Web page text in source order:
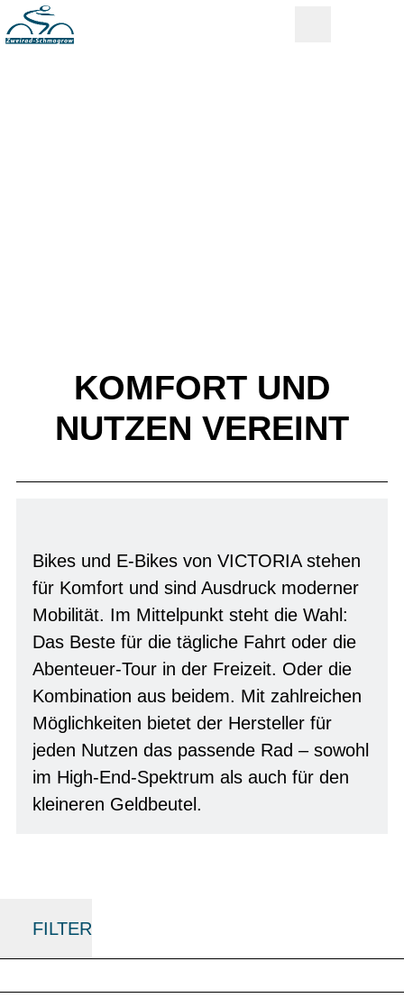
KOMFORT UND
NUTZEN VEREINT
Bikes und E-Bikes von VICTORIA stehen
für Komfort und sind Ausdruck moderner
Mobilität. Im Mittelpunkt steht die Wahl:
Das Beste für die tägliche Fahrt oder die
Abenteuer-Tour in der Freizeit. Oder die
Kombination aus beidem. Mit zahlreichen
Möglichkeiten bietet der Hersteller für
jeden Nutzen das passende Rad – sowohl
im High-End-Spektrum als auch für den
kleineren Geldbeutel.
FILTER